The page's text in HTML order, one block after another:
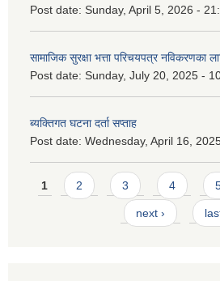
Post date: Sunday, April 5, 2026 -
सामाजिक सुरक्षा भत्ता परिचयपत्र नविकरणका
Post date: Sunday, July 20, 2025 -
ब्यक्तिगत घटना दर्ता सप्ताह
Post date: Wednesday, April 16,
Pages
1 2 3 4
next ›